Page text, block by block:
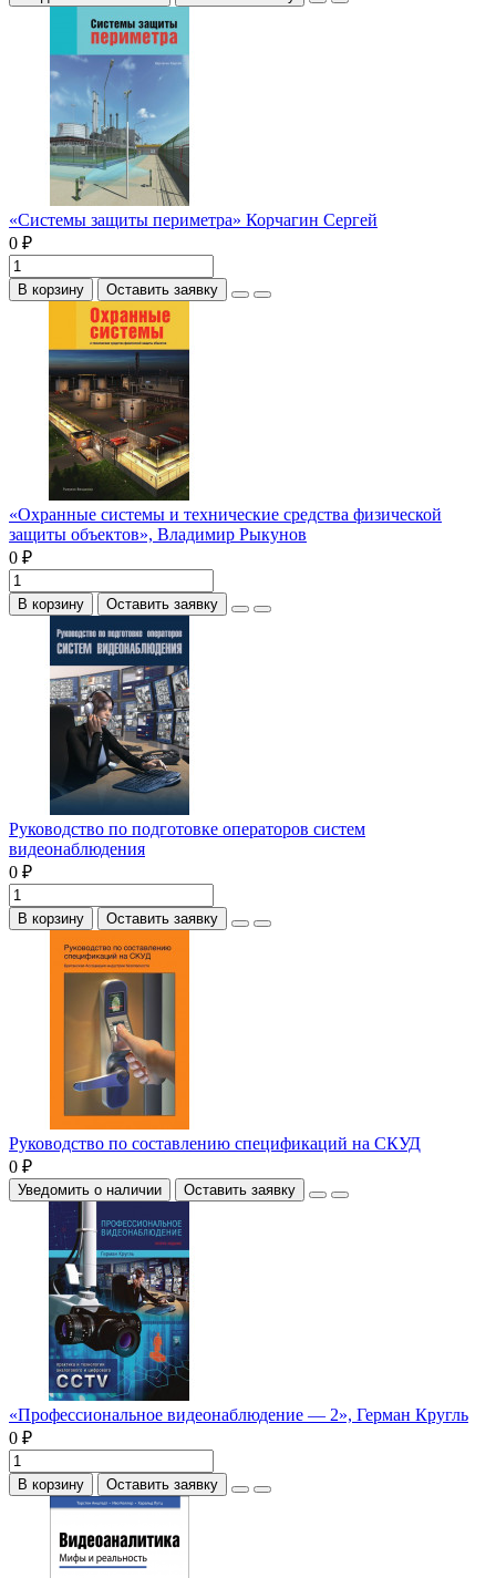
«Системы защиты периметра» Корчагин Сергей
0 ₽
В корзину Оставить заявку
«Охранные системы и технические средства физической
защиты объектов», Владимир Рыкунов
0 ₽
В корзину Оставить заявку
Руководство по подготовке операторов систем
видеонаблюдения
0 ₽
В корзину Оставить заявку
Руководство по составлению спецификаций на СКУД
0 ₽
Уведомить о наличии Оставить заявку
«Профессиональное видеонаблюдение — 2», Герман Кругль
0 ₽
В корзину Оставить заявку